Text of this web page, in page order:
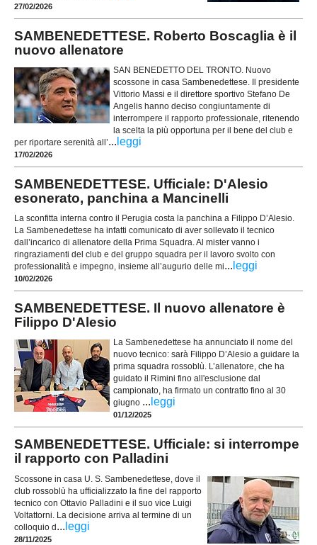
27/02/2026
SAMBENEDETTESE. Roberto Boscaglia è il
nuovo allenatore
SAN BENEDETTO DEL TRONTO. Nuovo
scossone in casa Sambenedettese. Il presidente
Vittorio Massi e il direttore sportivo Stefano De
Angelis hanno deciso congiuntamente di
interrompere il rapporto professionale, ritenendo
la scelta la più opportuna per il bene del club e
per riportare serenità all’... leggi
17/02/2026
SAMBENEDETTESE. Ufficiale: D'Alesio
esonerato, panchina a Mancinelli
La sconfitta interna contro il Perugia costa la panchina a Filippo D’Alesio.
La Sambenedettese ha infatti comunicato di aver sollevato il tecnico
dall’incarico di allenatore della Prima Squadra. Al mister vanno i
ringraziamenti del club e del gruppo squadra per il lavoro svolto con
professionalità e impegno, insieme all’augurio delle mi... leggi
10/02/2026
SAMBENEDETTESE. Il nuovo allenatore è
Filippo D'Alesio
La Sambenedettese ha annunciato il nome del
nuovo tecnico: sarà Filippo D’Alesio a guidare la
prima squadra rossoblù. L’allenatore, che ha
guidato il Rimini fino all'esclusione dal
campionato, ha firmato un contratto fino al 30
giugno ... leggi
01/12/2025
SAMBENEDETTESE. Ufficiale: si interrompe
il rapporto con Palladini
Scossone in casa U. S. Sambenedettese, dove il
club rossoblù ha ufficializzato la fine del rapporto
tecnico con Ottavio Palladini e il suo vice Luigi
Voltattorni. La decisione arriva al termine di un
colloquio d... leggi
28/11/2025